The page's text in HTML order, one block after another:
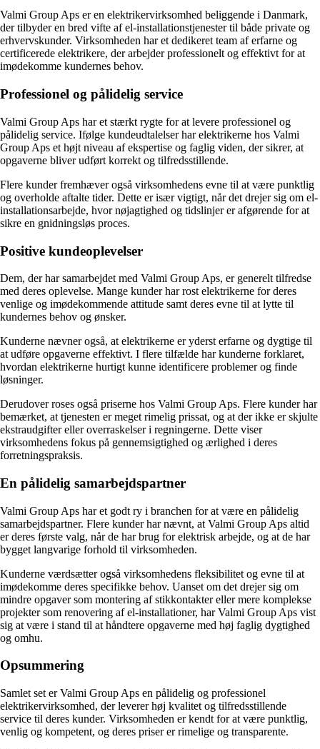
Valmi Group Aps er en elektrikervirksomhed beliggende i Danmark,
der tilbyder en bred vifte af el-installationstjenester til både private og
erhvervskunder. Virksomheden har et dedikeret team af erfarne og
certificerede elektrikere, der arbejder professionelt og effektivt for at
imødekomme kundernes behov.
Professionel og pålidelig service
Valmi Group Aps har et stærkt rygte for at levere professionel og
pålidelig service. Ifølge kundeudtalelser har elektrikerne hos Valmi
Group Aps et højt niveau af ekspertise og faglig viden, der sikrer, at
opgaverne bliver udført korrekt og tilfredsstillende.
Flere kunder fremhæver også virksomhedens evne til at være punktlig
og overholde aftalte tider. Dette er især vigtigt, når det drejer sig om el-
installationsarbejde, hvor nøjagtighed og tidslinjer er afgørende for at
sikre en gnidningsløs proces.
Positive kundeoplevelser
Dem, der har samarbejdet med Valmi Group Aps, er generelt tilfredse
med deres oplevelse. Mange kunder har rost elektrikerne for deres
venlige og imødekommende attitude samt deres evne til at lytte til
kundernes behov og ønsker.
Kunderne nævner også, at elektrikerne er yderst erfarne og dygtige til
at udføre opgaverne effektivt. I flere tilfælde har kunderne forklaret,
hvordan elektrikerne hurtigt kunne identificere problemer og finde
løsninger.
Derudover roses også priserne hos Valmi Group Aps. Flere kunder har
bemærket, at tjenesten er meget rimelig prissat, og at der ikke er skjulte
ekstraudgifter eller overraskelser i regningerne. Dette viser
virksomhedens fokus på gennemsigtighed og ærlighed i deres
forretningspraksis.
En pålidelig samarbejdspartner
Valmi Group Aps har et godt ry i branchen for at være en pålidelig
samarbejdspartner. Flere kunder har nævnt, at Valmi Group Aps altid
er deres første valg, når de har brug for elektrisk arbejde, og at de har
bygget langvarige forhold til virksomheden.
Kunderne værdsætter også virksomhedens fleksibilitet og evne til at
imødekomme deres specifikke behov. Uanset om det drejer sig om
mindre opgaver som montering af stikkontakter eller mere komplekse
projekter som renovering af el-installationer, har Valmi Group Aps vist
sig at være i stand til at håndtere opgaverne med høj faglig dygtighed
og omhu.
Opsummering
Samlet set er Valmi Group Aps en pålidelig og professionel
elektrikervirksomhed, der leverer høj kvalitet og tilfredsstillende
service til deres kunder. Virksomheden er kendt for at være punktlig,
venlig og kompetent, og deres priser er rimelige og transparente.